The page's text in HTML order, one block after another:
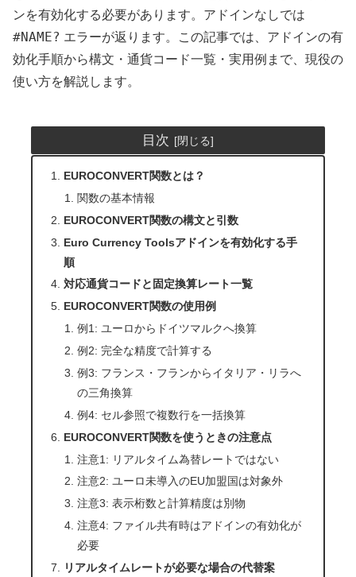
ンを有効化する必要があります。アドインなしでは
#NAME? エラーが返ります。この記事では、アドインの有
効化手順から構文・通貨コード一覧・実用例まで、現役の
使い方を解説します。
目次
EUROCONVERT関数とは？
関数の基本情報
EUROCONVERT関数の構文と引数
Euro Currency Toolsアドインを有効化する手
順
対応通貨コードと固定換算レート一覧
EUROCONVERT関数の使用例
例1: ユーロからドイツマルクへ換算
例2: 完全な精度で計算する
例3: フランス・フランからイタリア・リラへ
の三角換算
例4: セル参照で複数行を一括換算
EUROCONVERT関数を使うときの注意点
注意1: リアルタイム為替レートではない
注意2: ユーロ未導入のEU加盟国は対象外
注意3: 表示桁数と計算精度は別物
注意4: ファイル共有時はアドインの有効化が
必要
リアルタイムレートが必要な場合の代替案